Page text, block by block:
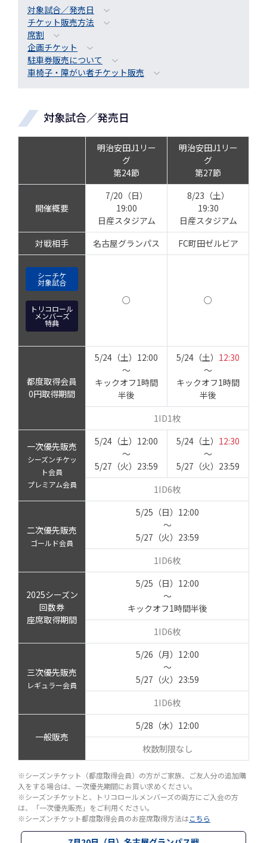
対象試合／発売日
チケット販売方法
席割
企画チケット
駐車券販売について
車椅子・障がい者チケット販売
対象試合／発売日
明治安田J1リー
グ
第24節
明治安田J1リー
グ
第27節
開催概要
7/20（日）
19:00
日産スタジアム
8/23（土）
19:30
日産スタジアム
対戦相手
名古屋グランパス FC町田ゼルビア
シーチケ
対象試合
トリコロール
メンバーズ
特典
○ ○
都度取得会員
0円取得期間
5/24（土）12:00
～
キックオフ1時間
半後
5/24（土） 12:30
～
キックオフ1時間
半後
1ID1枚
一次優先販売
シーズンチケッ
ト会員
プレミアム会員
5/24（土）12:00
～
5/27（火）23:59
5/24（土） 12:30
～
5/27（火）23:59
1ID6枚
二次優先販売
ゴールド会員
5/25（日）12:00
～
5/27（火）23:59
1ID6枚
2025シーズン
回数券
座席取得期間
5/25（日）12:00
～
キックオフ1時間半後
1ID6枚
三次優先販売
レギュラー会員
5/26（月）12:00
～
5/27（火）23:59
1ID6枚
一般販売
5/28（水）12:00
枚数制限なし
※シーズンチケット（都度取得会員）の方がご家族、ご友人分の追加購
入をする場合は、一次優先期間にお買い求めください。
※シーズンチケットと、トリコロールメンバーズの両方にご入会の方
は、「一次優先販売」をご利用ください。
※シーズンチケット都度取得会員のお座席取得方法はこちら